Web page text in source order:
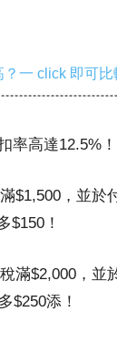
一 click 即可比
率高達12.5%
$1,500，並於
$150！
滿$2,000，並
$250添！